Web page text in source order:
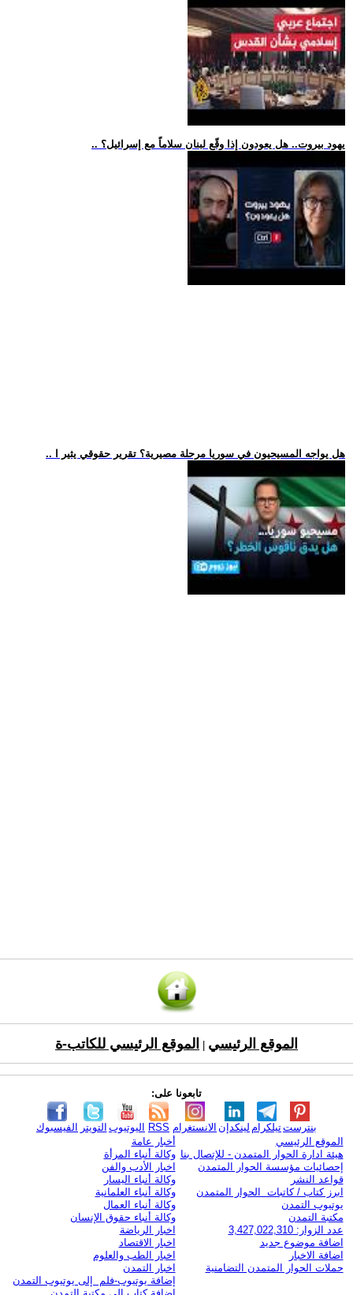
.. يهود بيروت.. هل يعودون إذا وقّع لبنان سلاماً مع إسرائيل؟
.. هل يواجه المسيحيون في سوريا مرحلة مصيرية؟ تقرير حقوقي يثير ا
الموقع الرئيسي الموقع الرئيسي للكاتب-ة
تابعونا على:
الفيسبوك التويتر اليوتيوب RSS الانستغرام لينكدإن تيلكرامبنترست
الموقع الرئيسي
هيئة ادارة الحوار المتمدن - للإتصال بنا
إحصائيات مؤسسة الحوار المتمدن
قواعد النشر
ابرز كتاب / كاتبات الحوار المتمدن
يوتيوب التمدن
مكتبة التمدن
عدد الزوار: 3,427,022,310
اضافة موضوع جديد
اضافة الاخبار
حملات الحوار المتمدن التضامنية
أخبار عامة
وكالة أنباء المرأة
اخبار الأدب والفن
وكالة أنباء اليسار
وكالة أنباء العلمانية
وكالة أنباء العمال
وكالة أنباء حقوق الإنسان
اخبار الرياضة
اخبار الاقتصاد
اخبار الطب والعلوم
اخبار التمدن
إضافة يوتيوب-فلم إلى يوتيوب التمدن